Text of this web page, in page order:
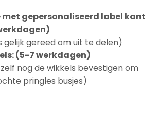
met gepersonaliseerd label kant
gelijk gereed om uit te delen)
(5-7 werkdagen)
nog de wikkels bevestigen om
pringles busjes)